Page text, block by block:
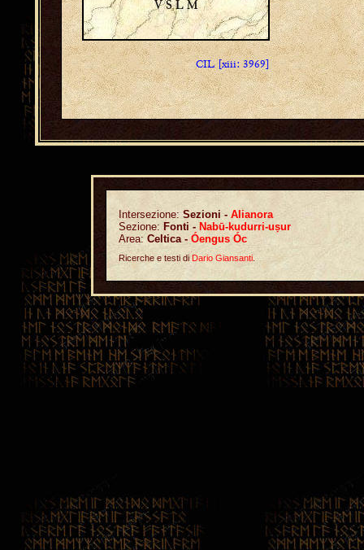
V S L M
CIL [xiii: 3969]
Intersezione: Sezioni -Alianora
Sezione: Fonti - Nabū-kudurri-uṣur
Area:Celtica -Óengus Óc
Ricerche e testi diDario Giansanti